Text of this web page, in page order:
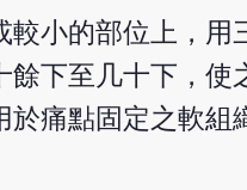
較小的部位上，用
餘下至几十下，使
於痛點固定之軟組